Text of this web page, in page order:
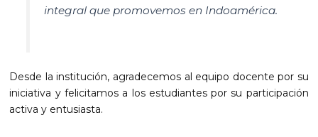
integral que promovemos en Indoamérica.
Desde la institución, agradecemos al equipo docente por su
iniciativa y felicitamos a los estudiantes por su participación
activa y entusiasta.